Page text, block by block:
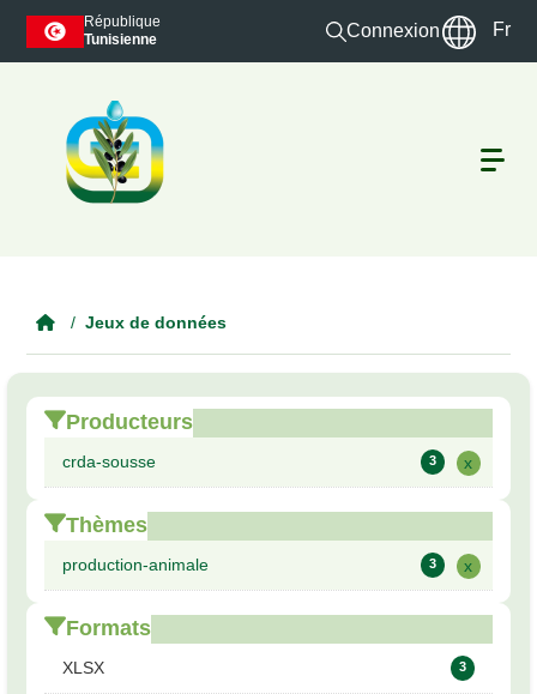
Skip to main content
République
Tunisienne
Connexion Fr
Jeux de données
Producteurs
crda-sousse 3 x
Thèmes
production-animale 3 x
Formats
XLSX 3